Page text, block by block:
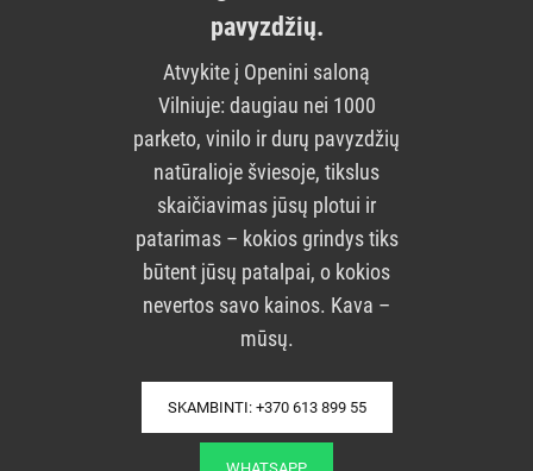
pavyzdžių.
Atvykite į Openini saloną
Vilniuje: daugiau nei 1000
parketo, vinilo ir durų pavyzdžių
natūralioje šviesoje, tikslus
skaičiavimas jūsų plotui ir
patarimas – kokios grindys tiks
būtent jūsų patalpai, o kokios
nevertos savo kainos. Kava –
mūsų.
SKAMBINTI: +370 613 899 55